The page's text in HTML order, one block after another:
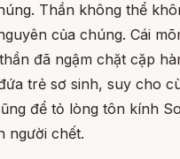
Thần không thể
của chúng. Cái
đã ngậm chặt cặp
trẻ sơ sinh, suy cho
để tỏ lòng tôn kính
người chết.